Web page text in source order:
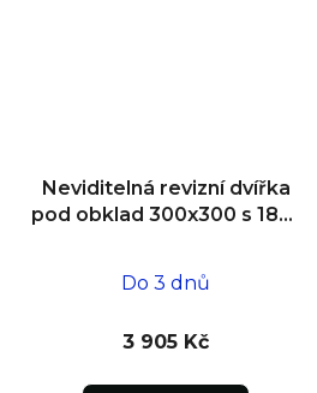
Neviditelná revizní dvířka
pod obklad 300x300 s 180°
Do 3 dnů
3 905 Kč